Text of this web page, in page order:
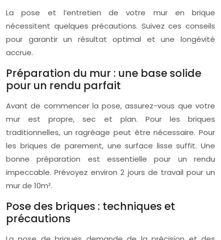
La pose et l’entretien de votre mur en brique
nécessitent quelques précautions. Suivez ces conseils
pour garantir un résultat optimal et une longévité
accrue.
Préparation du mur : une base solide
pour un rendu parfait
Avant de commencer la pose, assurez-vous que votre
mur est propre, sec et plan. Pour les briques
traditionnelles, un ragréage peut être nécessaire. Pour
les briques de parement, une surface lisse suffit. Une
bonne préparation est essentielle pour un rendu
impeccable. Prévoyez environ 2 jours de travail pour un
mur de 10m².
Pose des briques : techniques et
précautions